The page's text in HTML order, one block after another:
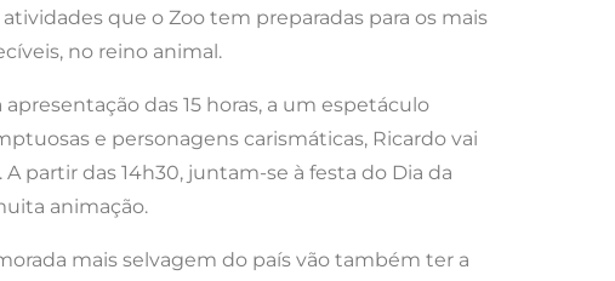
atividades que o Zoo tem preparadas para os mais
no reino animal.
das 15 horas, a um espetáculo
e personagens carismáticas, Ricardo vai
partir das 14h30, juntam-se à festa do Dia da
animação.
mais selvagem do país vão também ter a